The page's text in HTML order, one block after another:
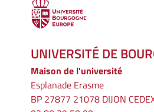
UNIVERSITÉ DE
Maison de l'université
Esplanade Erasme
BP 27877 21078 DIJON